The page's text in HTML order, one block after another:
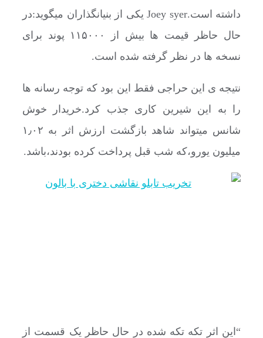
داشته است.Joey syer یکی از بنیانگذاران میگوید:در
حال حاظر قیمت ها بیش از ۱۱۵۰۰۰ پوند برای
نسخه ها در نظر گرفته شده است.
نتیجه ی این حراجی فقط این بود که توجه رسانه ها
را به این شیرین کاری جذب کرد.خریدار خوش
شانس میتواند شاهد بازگشت ارزش اثر به ۱٫۰۲
میلیون یورو،که شب قبل پرداخت کرده بودند،باشد.
“این اثر تکه تکه شده در حال حاظر یک قسمت از